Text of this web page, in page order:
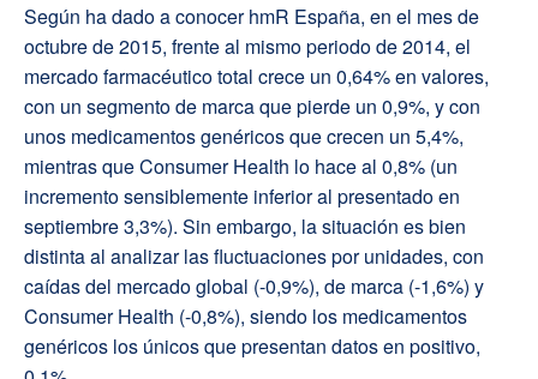
Según ha dado a conocer hmR España, en el mes de
octubre de 2015, frente al mismo periodo de 2014, el
mercado farmacéutico total crece un 0,64% en valores,
con un segmento de marca que pierde un 0,9%, y con
unos medicamentos genéricos que crecen un 5,4%,
mientras que Consumer Health lo hace al 0,8% (un
incremento sensiblemente inferior al presentado en
septiembre 3,3%). Sin embargo, la situación es bien
distinta al analizar las fluctuaciones por unidades, con
caídas del mercado global (-0,9%), de marca (-1,6%) y
Consumer Health (-0,8%), siendo los medicamentos
genéricos los únicos que presentan datos en positivo,